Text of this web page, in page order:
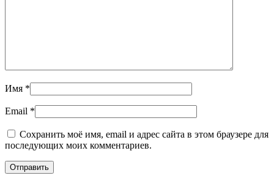
Имя *
Email *
Сохранить моё имя, email и адрес сайта в этом браузере для
последующих моих комментариев.